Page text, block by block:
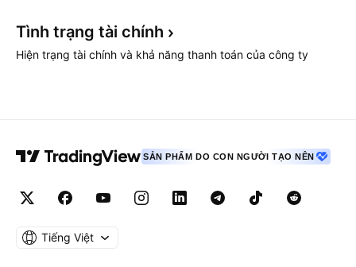
Tình trạng tài chính
Hiện trạng tài chính và khả năng thanh toán của công ty
SẢN PHẨM DO CON NGƯỜI TẠO NÊN
Tiếng Việt